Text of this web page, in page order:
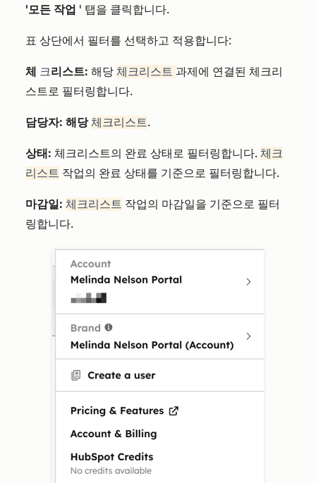
'모든 작업 ' 탭을 클릭합니다.
표 상단에서 필터를 선택하고 적용합니다:
체 크리스트: 해당 체크리스트 과제에 연결된 체크리
스트로 필터링합니다.
담당자: 해당 체크리스트.
상태: 체크리스트의 완료 상태로 필터링합니다. 체크
리스트 작업의 완료 상태를 기준으로 필터링합니다.
마감일: 체크리스트 작업의 마감일을 기준으로 필터
링합니다.